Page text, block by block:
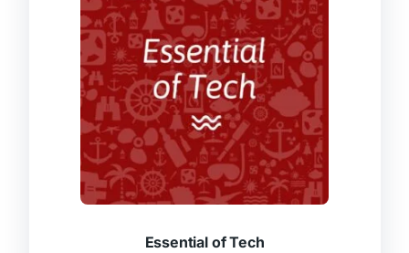
Essential of Tech